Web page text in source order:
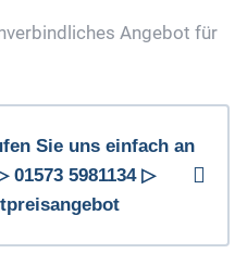
Angebot für
Sie uns einfach an
5981134 ▷